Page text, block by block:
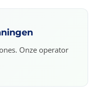
Onze operator